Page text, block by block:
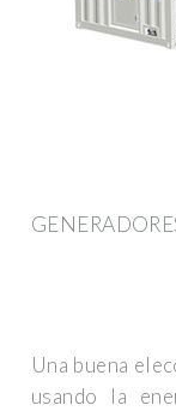
Una buena
usando la